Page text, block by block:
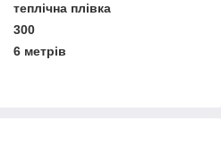
теплічна плівка
300
6 метрів